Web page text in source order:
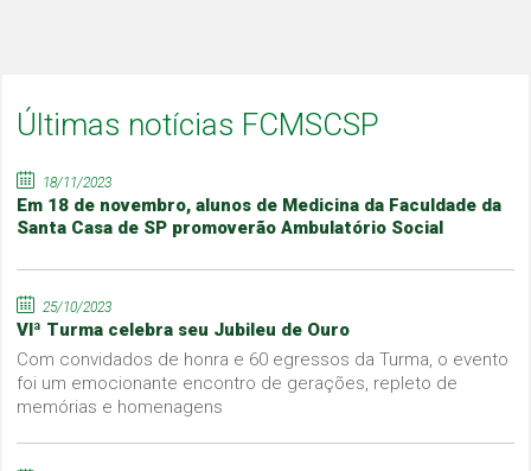
Últimas notícias FCMSCSP
18/11/2023
Em 18 de novembro, alunos de Medicina da Faculdade da
Santa Casa de SP promoverão Ambulatório Social
25/10/2023
VIª Turma celebra seu Jubileu de Ouro
Com convidados de honra e 60 egressos da Turma, o evento
foi um emocionante encontro de gerações, repleto de
memórias e homenagens